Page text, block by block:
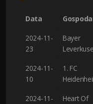
Data
2024-11-
23
Bayer
2024-11-
10
1. FC
2024-11-
Heart Of